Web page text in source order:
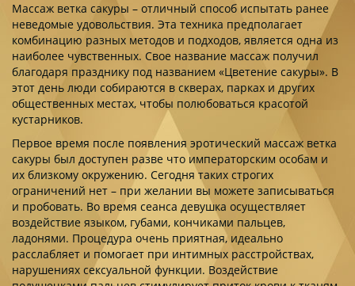
Массаж ветка сакуры – отличный способ испытать ранее
неведомые удовольствия. Эта техника предполагает
комбинацию разных методов и подходов, является одна из
наиболее чувственных. Свое название массаж получил
благодаря празднику под названием «Цветение сакуры». В
этот день люди собираются в скверах, парках и других
общественных местах, чтобы полюбоваться красотой
кустарников.
Первое время после появления эротический массаж ветка
сакуры был доступен разве что императорским особам и
их близкому окружению. Сегодня таких строгих
ограничений нет – при желании вы можете записываться
и пробовать. Во время сеанса девушка осуществляет
воздействие языком, губами, кончиками пальцев,
ладонями. Процедура очень приятная, идеально
расслабляет и помогает при интимных расстройствах,
нарушениях сексуальной функции. Воздействие